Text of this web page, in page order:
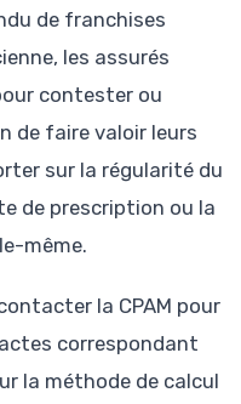
de franchises
les assurés
contester ou
de faire valoir leurs
sur la régularité du
de prescription ou la
même.
la CPAM pour
correspondant
la méthode de calcul